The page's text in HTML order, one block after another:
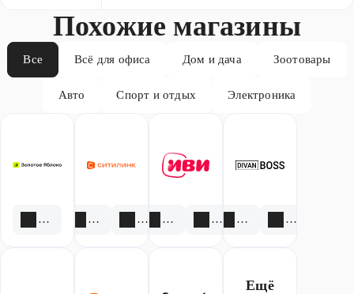
Похожие магазины
Все Всё для офиса Дом и дача Зоотовары
Авто Спорт и отдых Электроника
1 скидка 3 акции 1 скидка1 акция 1 скидка1 акция 1 скидка
Ещё